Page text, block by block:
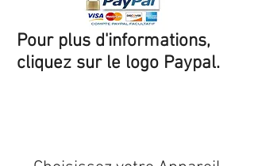
Pour plus d'informations,
cliquez sur le logo Paypal.